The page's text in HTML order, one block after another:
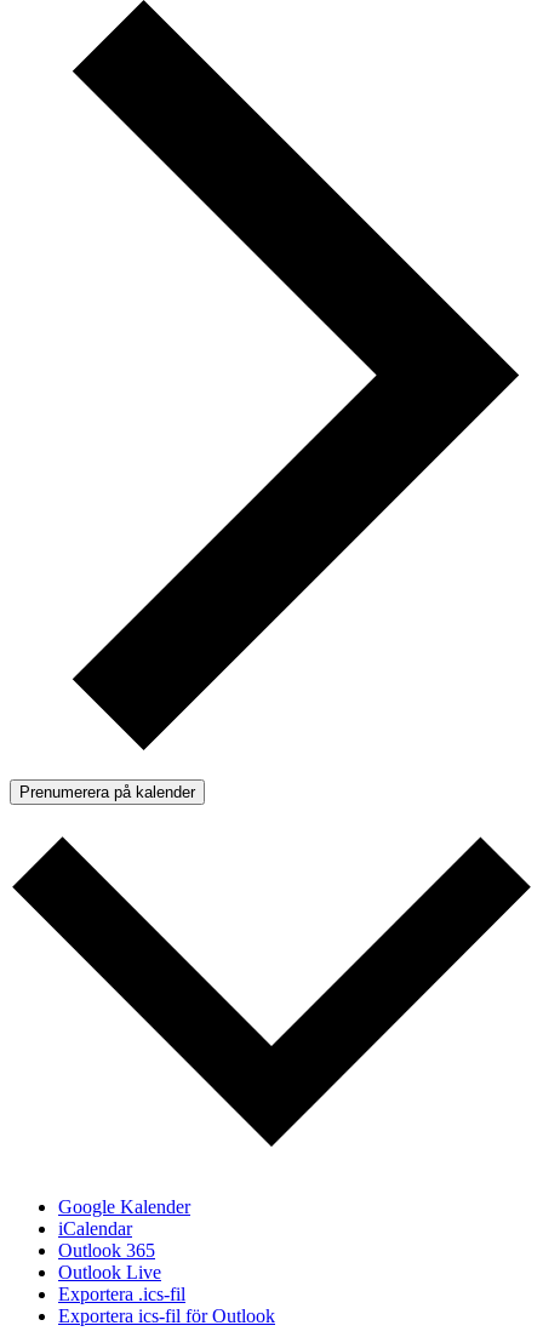
Prenumerera på kalender
Google Kalender
iCalendar
Outlook 365
Outlook Live
Exportera .ics-fil
Exportera ics-fil för Outlook